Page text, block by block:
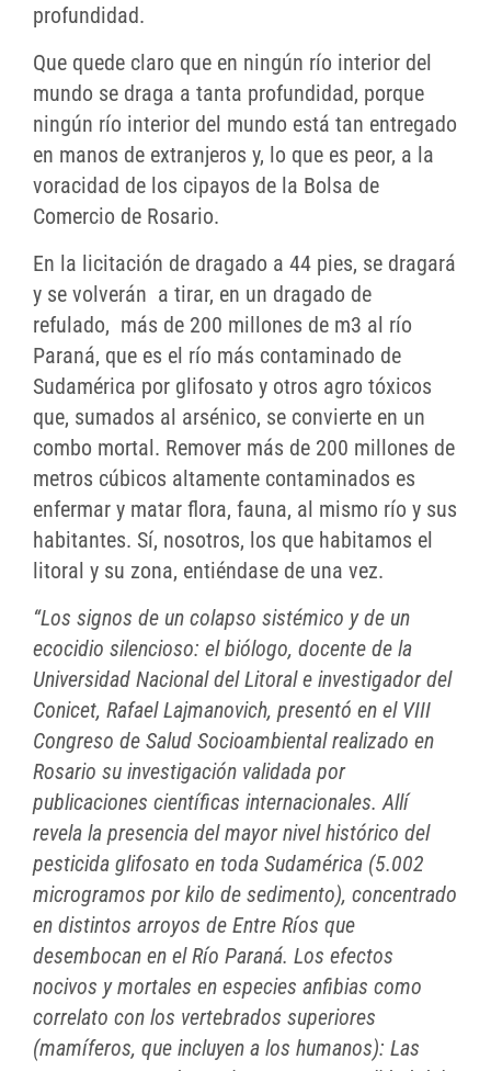
profundidad.
Que quede claro que en ningún río interior del
mundo se draga a tanta profundidad, porque
ningún río interior del mundo está tan entregado
en manos de extranjeros y, lo que es peor, a la
voracidad de los cipayos de la Bolsa de
Comercio de Rosario.
En la licitación de dragado a 44 pies, se dragará
y se volverán a tirar, en un dragado de
refulado, más de 200 millones de m3 al río
Paraná, que es el río más contaminado de
Sudamérica por glifosato y otros agro tóxicos
que, sumados al arsénico, se convierte en un
combo mortal. Remover más de 200 millones de
metros cúbicos altamente contaminados es
enfermar y matar flora, fauna, al mismo río y sus
habitantes. Sí, nosotros, los que habitamos el
litoral y su zona, entiéndase de una vez.
“Los signos de un colapso sistémico y de un
ecocidio silencioso: el biólogo, docente de la
Universidad Nacional del Litoral e investigador del
Conicet, Rafael Lajmanovich, presentó en el VIII
Congreso de Salud Socioambiental realizado en
Rosario su investigación validada por
publicaciones científicas internacionales. Allí
revela la presencia del mayor nivel histórico del
pesticida glifosato en toda Sudamérica (5.002
microgramos por kilo de sedimento), concentrado
en distintos arroyos de Entre Ríos que
desembocan en el Río Paraná. Los efectos
nocivos y mortales en especies anfibias como
correlato con los vertebrados superiores
(mamíferos, que incluyen a los humanos): Las